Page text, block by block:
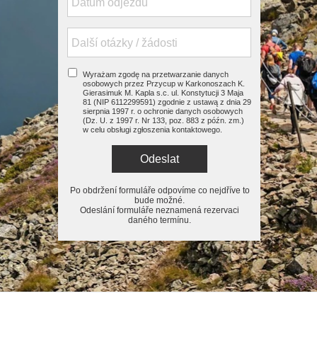
Po obdržení formuláře odpovíme co nejdříve to
bude možné.
Odeslání formuláře neznamená rezervaci
daného termínu.
Wyrażam zgodę na przetwarzanie danych
osobowych przez Przycup w Karkonoszach K.
Gierasimuk M. Kapla s.c. ul. Konstytucji 3 Maja
81 (NIP 6112299591) zgodnie z ustawą z dnia 29
sierpnia 1997 r. o ochronie danych osobowych
(Dz. U. z 1997 r. Nr 133, poz. 883 z późn. zm.)
w celu obsługi zgłoszenia kontaktowego.
Odeslat